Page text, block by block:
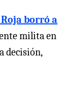
borró a
milita en
decisión,